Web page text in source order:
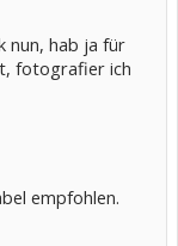
nun, hab ja für
fotografier ich
empfohlen.